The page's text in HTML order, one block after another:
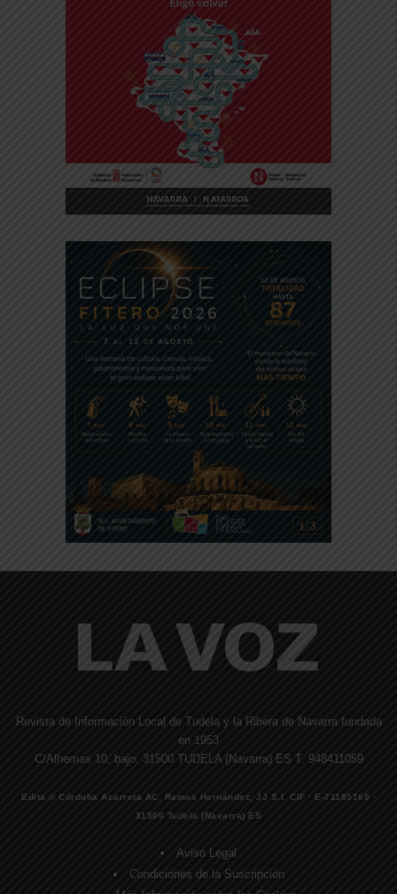
Revista de Información Local de Tudela y la Ribera de Navarra fundada
en 1953
C/Alhemas 10, bajo. 31500 TUDELA (Navarra) ES T. 948411059
Edita © Córdoba Acarreta AC, Ramos Hernández, JJ S.I. CIF · E-71185169 ·
31500 Tudela (Navarra) ES
Aviso Legal
Condiciones de la Suscripción